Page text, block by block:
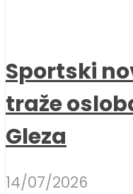
Sportski
traže
Gleza
14/07/2026